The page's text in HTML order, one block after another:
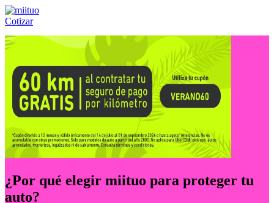
Cotizar
Llámanos al:(55) 84-21-05-00 ó
¿Por qué elegir miituo para proteger tu
auto?